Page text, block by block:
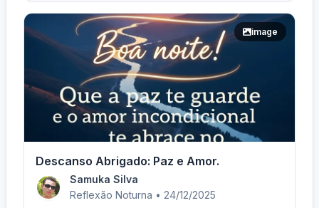
image
Descanso Abrigado: Paz e Amor.
Samuka Silva
Reflexão Noturna • 24/12/2025